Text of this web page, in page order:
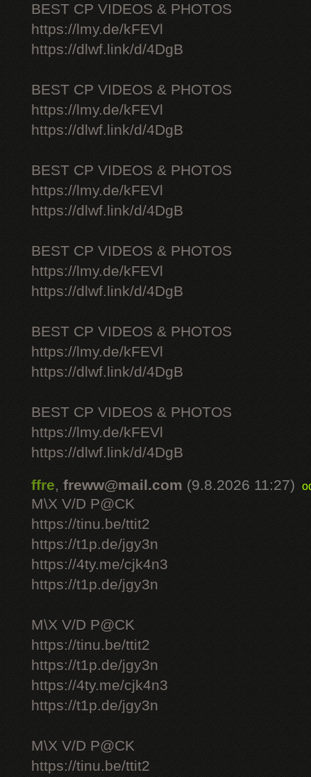
BEST CP VIDEOS & PHOTOS
https://lmy.de/kFEVl
https://dlwf.link/d/4DgB
BEST CP VIDEOS & PHOTOS
https://lmy.de/kFEVl
https://dlwf.link/d/4DgB
BEST CP VIDEOS & PHOTOS
https://lmy.de/kFEVl
https://dlwf.link/d/4DgB
BEST CP VIDEOS & PHOTOS
https://lmy.de/kFEVl
https://dlwf.link/d/4DgB
BEST CP VIDEOS & PHOTOS
https://lmy.de/kFEVl
https://dlwf.link/d/4DgB
BEST CP VIDEOS & PHOTOS
https://lmy.de/kFEVl
https://dlwf.link/d/4DgB
ffre,freww@mail.com (9.8.2026 11:27)
M\X V/D P@CK
https://tinu.be/ttit2
https://t1p.de/jgy3n
https://4ty.me/cjk4n3
https://t1p.de/jgy3n
M\X V/D P@CK
https://tinu.be/ttit2
https://t1p.de/jgy3n
https://4ty.me/cjk4n3
https://t1p.de/jgy3n
M\X V/D P@CK
https://tinu.be/ttit2